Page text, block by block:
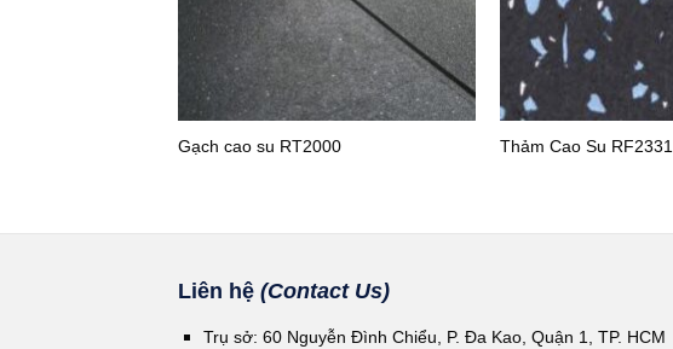
Gạch cao su RT2000 Thảm Cao Su RF2331
Liên hệ (Contact Us)
Trụ sở: 60 Nguyễn Đình Chiểu, P. Đa Kao, Quận 1, TP. HCM